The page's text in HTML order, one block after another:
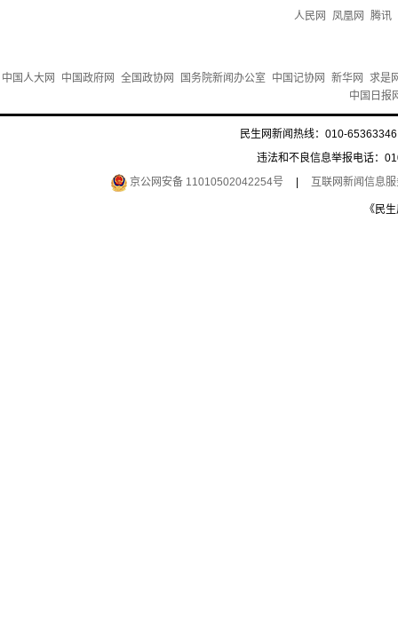
人民网 凤凰网 腾讯
中国人大网 中国政府网 全国政协网 国务院新闻办公室 中国记协网 新华网
求是
中国日报
民生网新闻热线：010-
违法和不良信息举报电话
京公网安备 11010502042254号
互联网新闻信息
《民